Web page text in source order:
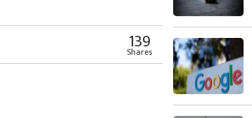
139
Shares